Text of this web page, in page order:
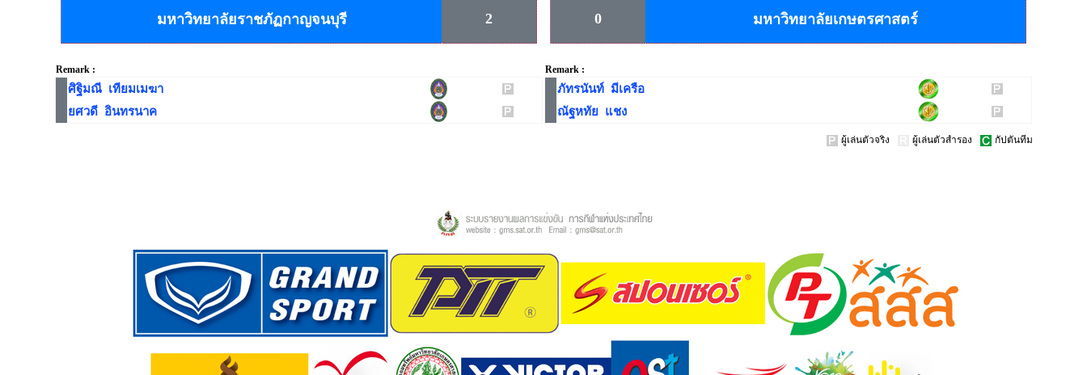
มหาวิทยาลัยราชภัฏกาญจนบุรี 2
Remark :
ศิฐิมณี เทียมเมฆา
ยศวดี อินทรนาค
0 มหาวิทยาลัยเกษตรศาสตร์
Remark :
ภัทรนันท์ มีเครือ
ณัฐหทัย แชง
ผู้เล่นตัวจริง ผู้เล่นตัวสำรอง กัปตันทีม